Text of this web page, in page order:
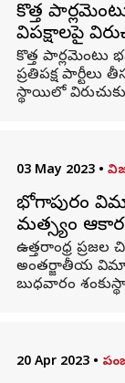
కొత్త
విపక్షాలపై
కొత్త పార్లమెంటు
ప్రతిపక్ష పార్టీలు
స్థాయిలో
03 May 2023 •
భోగాపురం
మత్స్యం
ఉత్తరాంధ్ర ప్రజల
అంతర్జాతీయ
బుధవారం
20 Apr 2023 •